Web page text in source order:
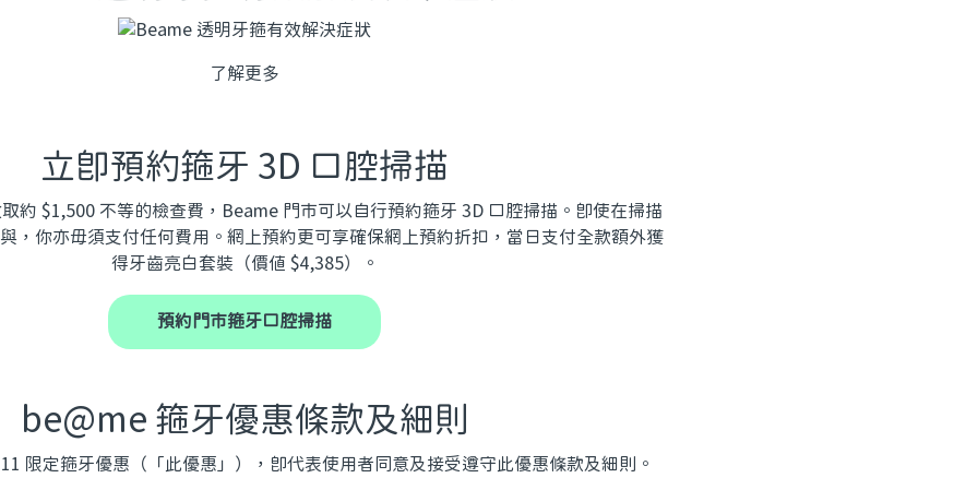
了解更多
立即預約箍牙 3D 口腔掃描
約 $1,500 不等的檢查費，Beame 門市可以自行預約箍牙 3D 口腔掃描。即使在掃描
，你亦毋須支付任何費用。網上預約更可享確保網上預約折扣，當日支付全款額外獲
得牙齒亮白套裝（價值 $4,385）。
預約門市箍牙口腔掃描
be@me 箍牙優惠條款及細則
限定箍牙優惠（「此優惠」），即代表使用者同意及接受遵守此優惠條款及細則。